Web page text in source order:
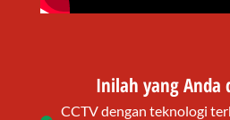
Inilah yang Anda
CCTV dengan teknologi